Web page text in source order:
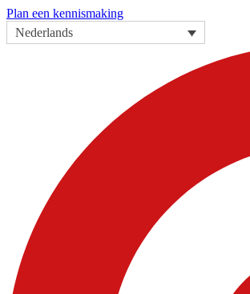
Plan een kennismaking
Nederlands